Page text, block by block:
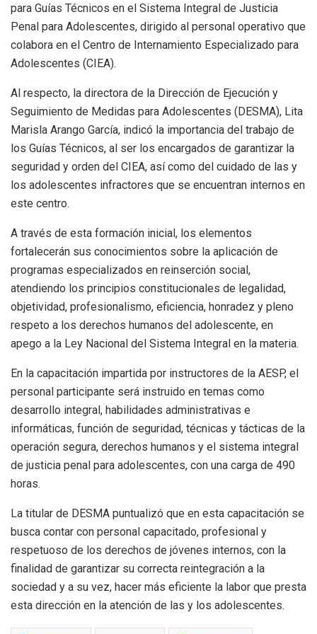
para Guías Técnicos en el Sistema Integral de Justicia
Penal para Adolescentes, dirigido al personal operativo que
colabora en el Centro de Internamiento Especializado para
Adolescentes (CIEA).
Al respecto, la directora de la Dirección de Ejecución y
Seguimiento de Medidas para Adolescentes (DESMA), Lita
Marisla Arango García, indicó la importancia del trabajo de
los Guías Técnicos, al ser los encargados de garantizar la
seguridad y orden del CIEA, así como del cuidado de las y
los adolescentes infractores que se encuentran internos en
este centro.
A través de esta formación inicial, los elementos
fortalecerán sus conocimientos sobre la aplicación de
programas especializados en reinserción social,
atendiendo los principios constitucionales de legalidad,
objetividad, profesionalismo, eficiencia, honradez y pleno
respeto a los derechos humanos del adolescente, en
apego a la Ley Nacional del Sistema Integral en la materia.
En la capacitación impartida por instructores de la AESP, el
personal participante será instruido en temas como
desarrollo integral, habilidades administrativas e
informáticas, función de seguridad, técnicas y tácticas de la
operación segura, derechos humanos y el sistema integral
de justicia penal para adolescentes, con una carga de 490
horas.
La titular de DESMA puntualizó que en esta capacitación se
busca contar con personal capacitado, profesional y
respetuoso de los derechos de jóvenes internos, con la
finalidad de garantizar su correcta reintegración a la
sociedad y a su vez, hacer más eficiente la labor que presta
esta dirección en la atención de las y los adolescentes.